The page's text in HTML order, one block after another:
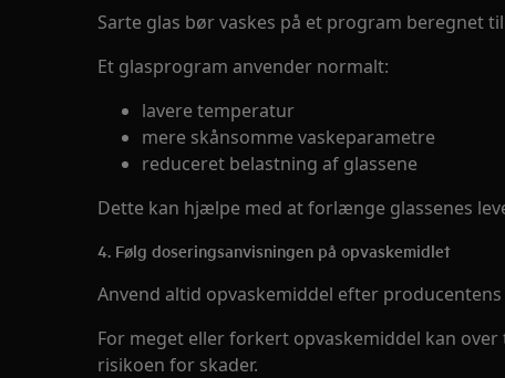
Sarte glas bør vaskes på et program beregnet
Et glasprogram anvender normalt:
lavere temperatur
mere skånsomme vaskeparametre
reduceret belastning af glassene
Dette kan hjælpe med at forlænge glassenes
4. Følg doseringsanvisningen på opvaskemidlet
Anvend altid opvaskemiddel efter producentens
For meget eller forkert opvaskemiddel kan
risikoen for skader.